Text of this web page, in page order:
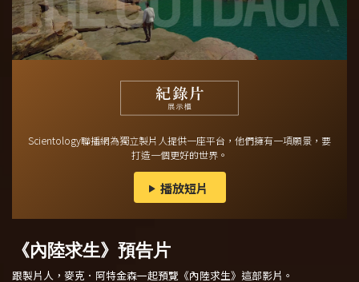
Scientology聯播網為獨立製片人提供一座平台，他們擁有一項願景，要
打造一個更好的世界。
播放短片
《內陸求生》預告片
跟製片人，麥克．阿特金森一起預覽 《內陸求生》 這部影片。